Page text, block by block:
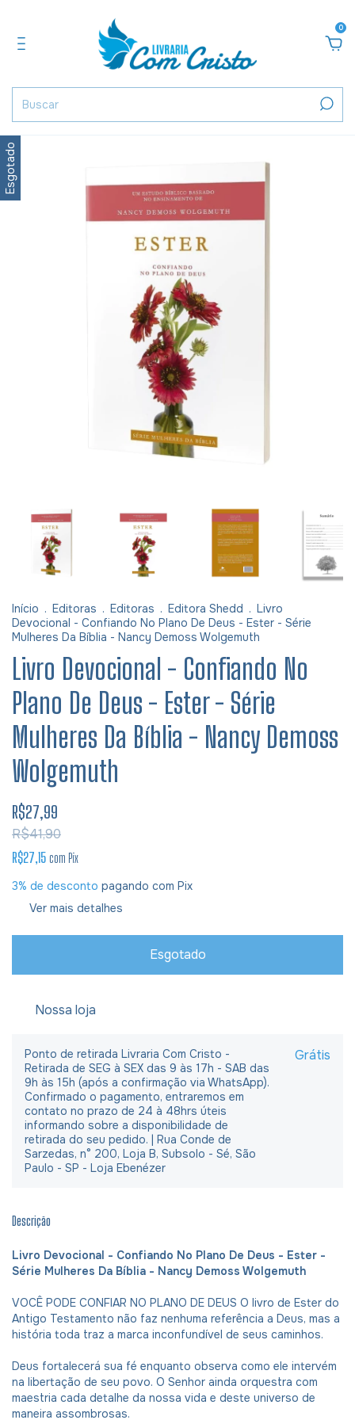
0
Esgotado
Início . Editoras . Editoras . Editora Shedd . Livro
Devocional - Confiando No Plano De Deus - Ester - Série
Mulheres Da Bíblia - Nancy Demoss Wolgemuth
Livro Devocional - Confiando No
Plano De Deus - Ester - Série
Mulheres Da Bíblia - Nancy Demoss
Wolgemuth
R$27,99
R$41,90
R$27,15 com Pix
3% de desconto pagando com Pix
Ver mais detalhes
Nossa loja
Ponto de retirada Livraria Com Cristo -
Retirada de SEG à SEX das 9 às 17h - SAB das
9h às 15h (após a confirmação via WhatsApp).
Confirmado o pagamento, entraremos em
contato no prazo de 24 à 48hrs úteis
informando sobre a disponibilidade de
retirada do seu pedido. | Rua Conde de
Sarzedas, n° 200, Loja B, Subsolo - Sé, São
Paulo - SP - Loja Ebenézer
Grátis
Descrição
Livro Devocional - Confiando No Plano De Deus - Ester -
Série Mulheres Da Bíblia - Nancy Demoss Wolgemuth
VOCÊ PODE CONFIAR NO PLANO DE DEUS O livro de Ester do
Antigo Testamento não faz nenhuma referência a Deus, mas a
história toda traz a marca inconfundível de seus caminhos.
Deus fortalecerá sua fé enquanto observa como ele intervém
na libertação de seu povo. O Senhor ainda orquestra com
maestria cada detalhe da nossa vida e deste universo de
maneira assombrosas.